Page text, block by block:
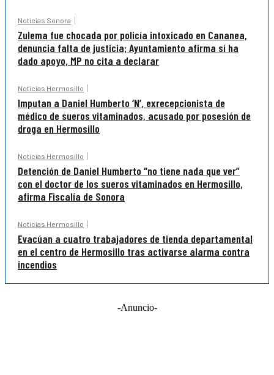
Noticias Sonora
Zulema fue chocada por policía intoxicado en Cananea,
denuncia falta de justicia; Ayuntamiento afirma sí ha
dado apoyo, MP no cita a declarar
Noticias Hermosillo
Imputan a Daniel Humberto ‘N’, exrecepcionista de
médico de sueros vitaminados, acusado por posesión de
droga en Hermosillo
Noticias Hermosillo
Detención de Daniel Humberto “no tiene nada que ver”
con el doctor de los sueros vitaminados en Hermosillo,
afirma Fiscalía de Sonora
Noticias Hermosillo
Evacúan a cuatro trabajadores de tienda departamental
en el centro de Hermosillo tras activarse alarma contra
incendios
-Anuncio-